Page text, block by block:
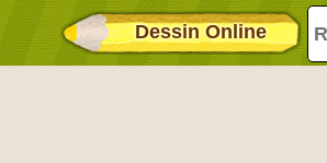
Dessin Online